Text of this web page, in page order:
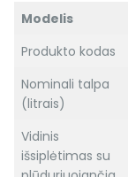
Modelis
Produkto kodas
Nominali talpa
(litrais)
Vidinis
išsiplėtimas su